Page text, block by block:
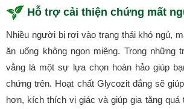
Hỗ trợ cải thiện chứng mất
Nhiều người bị rơi vào trạng thái khó ngủ,
ăn uống không ngon miệng. Trong những
vằng là một sự lựa chọn hoàn hảo giúp
chứng trên. Hoạt chất Glycozit đắng sẽ
hơn, kích thích vị giác và giúp gia tăng quá